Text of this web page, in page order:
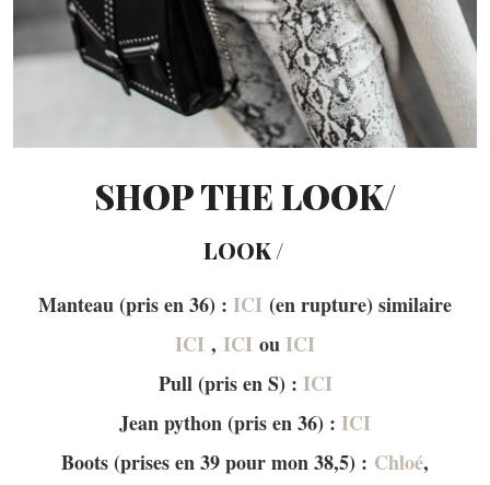
SHOP THE LOOK/
LOOK /
Manteau (pris en 36) : ICI (en rupture) similaire
ICI , ICI ouICI
Pull (pris en S) : ICI
Jean python (pris en 36) : ICI
Boots (prises en 39 pour mon 38,5) : Chloé,